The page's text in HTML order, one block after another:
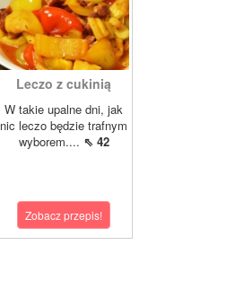
Leczo z cukinią
W takie upalne dni, jak
nic leczo będzie trafnym
wyborem.... ⇖ 42
Zobacz przepis!